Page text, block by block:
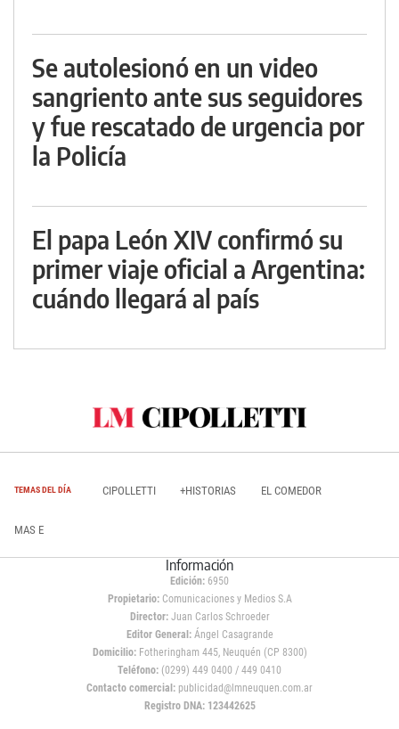
Se autolesionó en un video
sangriento ante sus seguidores
y fue rescatado de urgencia por
la Policía
El papa León XIV confirmó su
primer viaje oficial a Argentina:
cuándo llegará al país
TEMAS DEL DÍA CIPOLLETTI +HISTORIAS EL COMEDOR
MAS E
Información
Edición: 6950
Propietario:Comunicaciones y Medios S.A
Director: Juan Carlos Schroeder
Editor General:Ángel Casagrande
Domicilio:Fotheringham 445, Neuquén (CP 8300)
Teléfono: (0299) 449 0400 / 449 0410
Contacto comercial: publicidad@lmneuquen.com.ar
Registro DNA: 123442625